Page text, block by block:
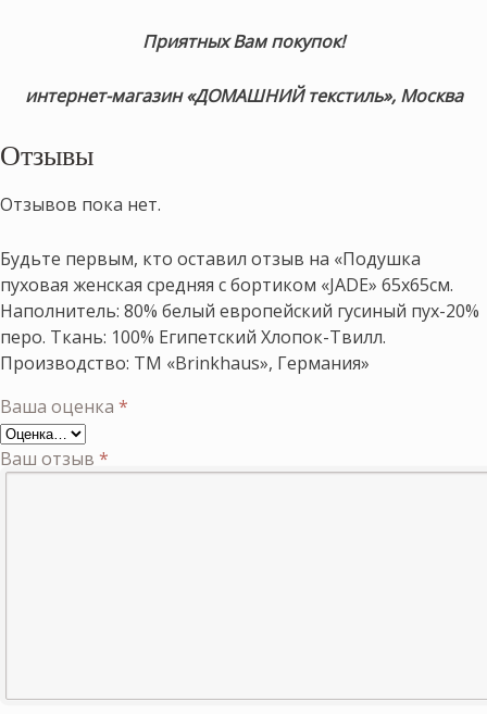
Приятных Вам покупок!
интернет-магазин «ДОМАШНИЙ текстиль», Москва
Отзывы
Отзывов пока нет.
Будьте первым, кто оставил отзыв на «Подушка
пуховая женская средняя с бортиком «JADE» 65х65см.
Наполнитель: 80% белый европейский гусиный пух-20%
перо. Ткань: 100% Египетский Хлопок-Твилл.
Производство: ТМ «Brinkhaus», Германия»
Ваша оценка *
Ваш отзыв *